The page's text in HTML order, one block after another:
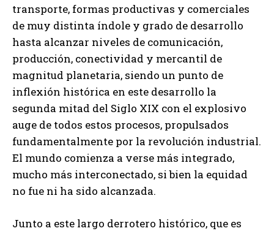
transporte, formas productivas y comerciales
de muy distinta índole y grado de desarrollo
hasta alcanzar niveles de comunicación,
producción, conectividad y mercantil de
magnitud planetaria, siendo un punto de
inflexión histórica en este desarrollo la
segunda mitad del Siglo XIX con el explosivo
auge de todos estos procesos, propulsados
fundamentalmente por la revolución industrial.
El mundo comienza a verse más integrado,
mucho más interconectado, si bien la equidad
no fue ni ha sido alcanzada.
Junto a este largo derrotero histórico, que es